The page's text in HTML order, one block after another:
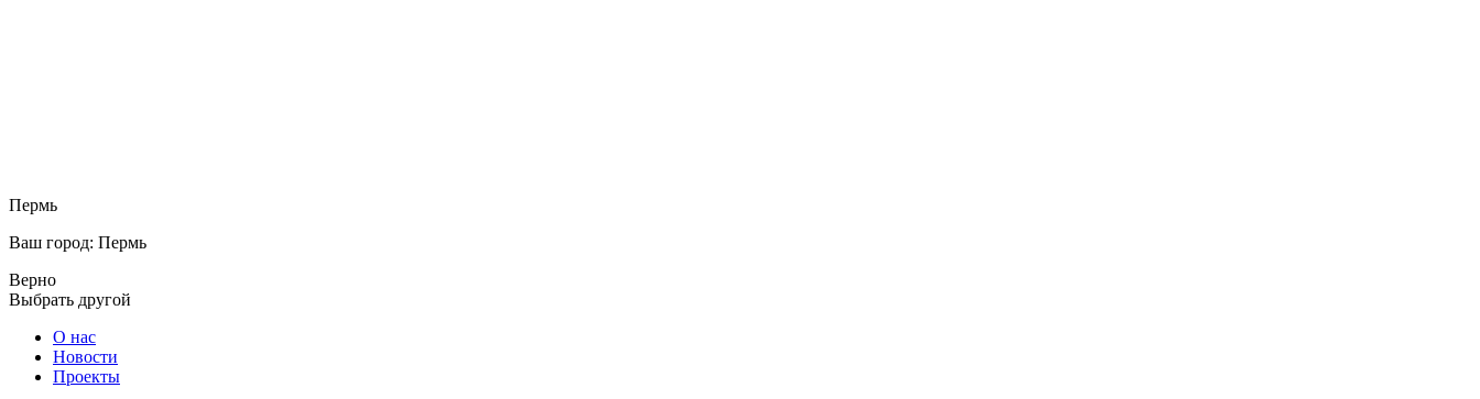
Пермь
Ваш город: Пермь
Верно
Выбрать другой
О нас
Новости
Проекты